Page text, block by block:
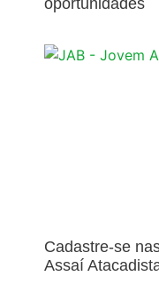
oportunidades
Cadastre-se
Assaí